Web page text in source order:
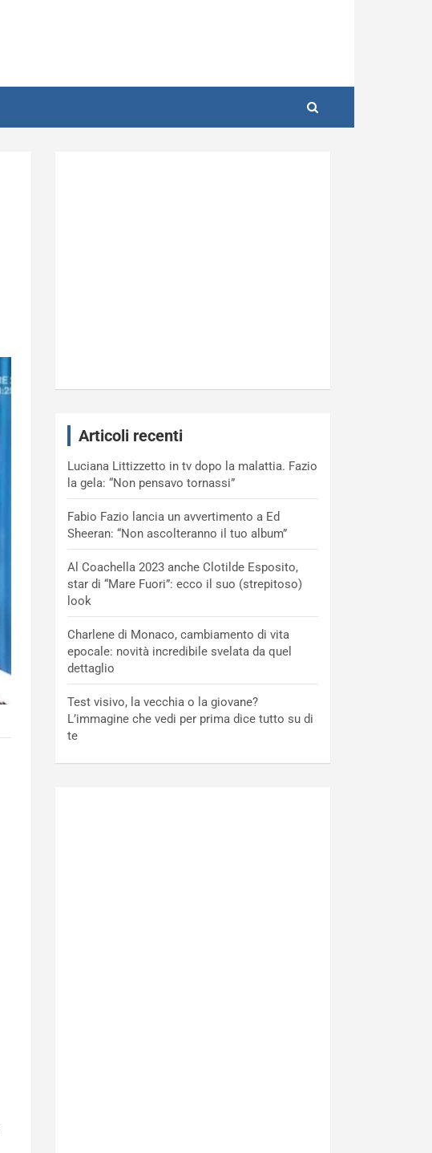
Articoli recenti
Luciana Littizzetto in tv dopo la malattia. Fazio
la gela: “Non pensavo tornassi”
Fabio Fazio lancia un avvertimento a Ed
Sheeran: “Non ascolteranno il tuo album”
Al Coachella 2023 anche Clotilde Esposito,
star di “Mare Fuori”: ecco il suo (strepitoso)
look
Charlene di Monaco, cambiamento di vita
epocale: novità incredibile svelata da quel
dettaglio
Test visivo, la vecchia o la giovane?
L’immagine che vedi per prima dice tutto su di
te